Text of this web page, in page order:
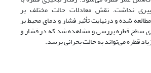
نداشت. نقش معادلات حالت مختلف بر
شده و درنهایت تأثیر فشار و دمای محیط بر
سطح قطره بررسی‌ و مشاهده شد که در فشار و
قطره می‌تواند به حالت بحرانی برسد.